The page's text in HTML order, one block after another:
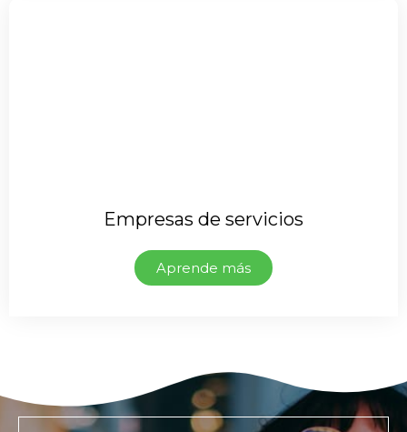
Empresas de servicios
Aprende más